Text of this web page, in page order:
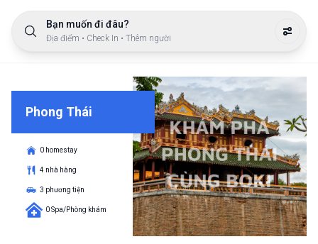
Bạn muốn đi đâu?
Địa điểm • Check In • Thêm người
Phong Thái
0 homestay
4 nhà hàng
3 phương tiện
0 Spa/Phòng khám